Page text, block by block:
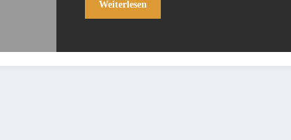
Weiterlesen